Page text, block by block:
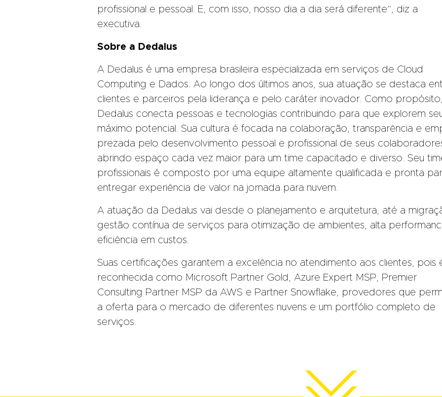
profissional e pessoal. E, com isso, nosso dia a dia será diferente”, diz a
executiva.
Sobre a Dedalus
A Dedalus é uma empresa brasileira especializada em serviços de Cloud
Computing e Dados. Ao longo dos últimos anos, sua atuação se destaca
clientes e parceiros pela liderança e pelo caráter inovador. Como
Dedalus conecta pessoas e tecnologias contribuindo para que explorem
máximo potencial. Sua cultura é focada na colaboração, transparência e
prezada pelo desenvolvimento pessoal e profissional de seus
abrindo espaço cada vez maior para um time capacitado e diverso. Seu
profissionais é composto por uma equipe altamente qualificada e pronta
entregar experiência de valor na jornada para nuvem.
A atuação da Dedalus vai desde o planejamento e arquitetura, até a
gestão contínua de serviços para otimização de ambientes, alta
eficiência em custos.
Suas certificações garantem a excelência no atendimento aos clientes, pois
reconhecida como Microsoft Partner Gold, Azure Expert MSP, Premier
Consulting Partner MSP da AWS e Partner Snowflake, provedores que
a oferta para o mercado de diferentes nuvens e um portfólio completo de
serviços.